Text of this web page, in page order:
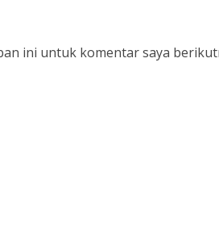
ini untuk komentar saya